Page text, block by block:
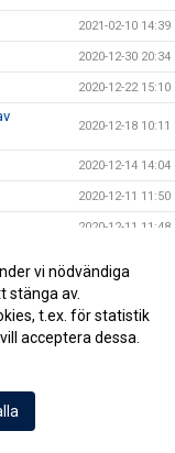
2021-02-10 14:39
2020-12-30 20:34
2020-12-22 15:10
2020-12-18 10:11
2020-12-14 14:04
2020-12-11 11:50
2020-12-11 11:48
2020-12-01 15:11
vi nödvändiga
stänga av.
t.ex. för statistik
acceptera dessa.